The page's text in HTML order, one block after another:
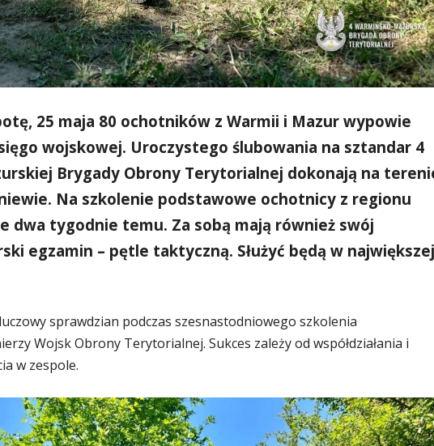
25 maja 80 ochotników z Warmii i Mazur wypowie
wojskowej. Uroczystego ślubowania na sztandar 4
Brygady Obrony Terytorialnej dokonają na
Na szkolenie podstawowe ochotnicy z regionu
dwa tygodnie temu. Za sobą mają również swój
egzamin – pętle taktyczną. Służyć będą w największej
sprawdzian podczas szesnastodniowego szkolenia
Wojsk Obrony Terytorialnej. Sukces zależy od współdziałania i
w zespole.